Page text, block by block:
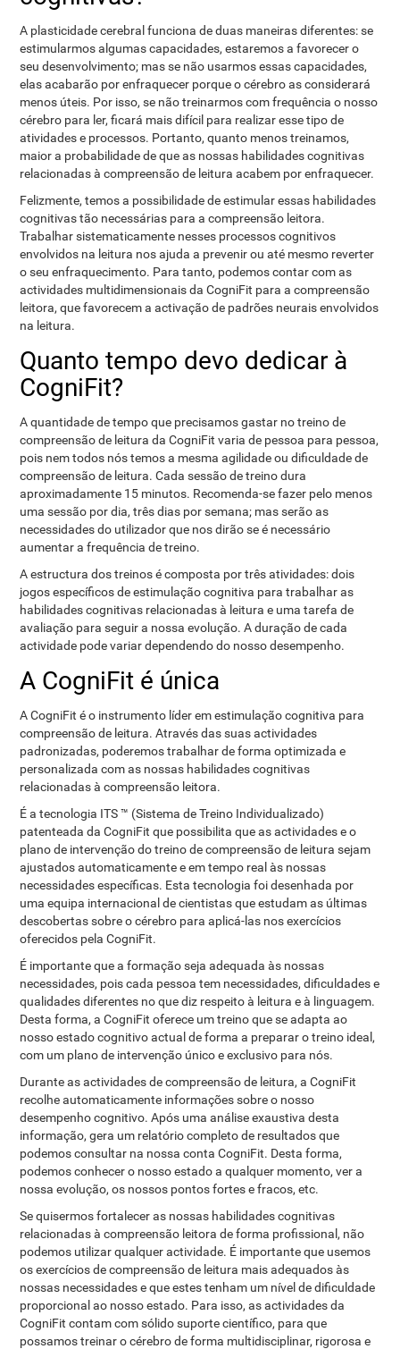
A plasticidade cerebral funciona de duas maneiras diferentes: se
estimularmos algumas capacidades, estaremos a favorecer o
seu desenvolvimento; mas se não usarmos essas capacidades,
elas acabarão por enfraquecer porque o cérebro as considerará
menos úteis. Por isso, se não treinarmos com frequência o nosso
cérebro para ler, ficará mais difícil para realizar esse tipo de
atividades e processos. Portanto, quanto menos treinamos,
maior a probabilidade de que as nossas habilidades cognitivas
relacionadas à compreensão de leitura acabem por enfraquecer.
Felizmente, temos a possibilidade de estimular essas habilidades
cognitivas tão necessárias para a compreensão leitora.
Trabalhar sistematicamente nesses processos cognitivos
envolvidos na leitura nos ajuda a prevenir ou até mesmo reverter
o seu enfraquecimento. Para tanto, podemos contar com as
actividades multidimensionais da CogniFit para a compreensão
leitora, que favorecem a activação de padrões neurais envolvidos
na leitura.
Quanto tempo devo dedicar à
CogniFit?
A quantidade de tempo que precisamos gastar no treino de
compreensão de leitura da CogniFit varia de pessoa para pessoa,
pois nem todos nós temos a mesma agilidade ou dificuldade de
compreensão de leitura. Cada sessão de treino dura
aproximadamente 15 minutos. Recomenda-se fazer pelo menos
uma sessão por dia, três dias por semana; mas serão as
necessidades do utilizador que nos dirão se é necessário
aumentar a frequência de treino.
A estructura dos treinos é composta por três atividades: dois
jogos específicos de estimulação cognitiva para trabalhar as
habilidades cognitivas relacionadas à leitura e uma tarefa de
avaliação para seguir a nossa evolução. A duração de cada
actividade pode variar dependendo do nosso desempenho.
A CogniFit é única
A CogniFit é o instrumento líder em estimulação cognitiva para
compreensão de leitura. Através das suas actividades
padronizadas, poderemos trabalhar de forma optimizada e
personalizada com as nossas habilidades cognitivas
relacionadas à compreensão leitora.
É a tecnologia ITS ™ (Sistema de Treino Individualizado)
patenteada da CogniFit que possibilita que as actividades e o
plano de intervenção do treino de compreensão de leitura sejam
ajustados automaticamente e em tempo real às nossas
necessidades específicas. Esta tecnologia foi desenhada por
uma equipa internacional de cientistas que estudam as últimas
descobertas sobre o cérebro para aplicá-las nos exercícios
oferecidos pela CogniFit.
É importante que a formação seja adequada às nossas
necessidades, pois cada pessoa tem necessidades, dificuldades e
qualidades diferentes no que diz respeito à leitura e à linguagem.
Desta forma, a CogniFit oferece um treino que se adapta ao
nosso estado cognitivo actual de forma a preparar o treino ideal,
com um plano de intervenção único e exclusivo para nós.
Durante as actividades de compreensão de leitura, a CogniFit
recolhe automaticamente informações sobre o nosso
desempenho cognitivo. Após uma análise exaustiva desta
informação, gera um relatório completo de resultados que
podemos consultar na nossa conta CogniFit. Desta forma,
podemos conhecer o nosso estado a qualquer momento, ver a
nossa evolução, os nossos pontos fortes e fracos, etc.
Se quisermos fortalecer as nossas habilidades cognitivas
relacionadas à compreensão leitora de forma profissional, não
podemos utilizar qualquer actividade. É importante que usemos
os exercícios de compreensão de leitura mais adequados às
nossas necessidades e que estes tenham um nível de dificuldade
proporcional ao nosso estado. Para isso, as actividades da
CogniFit contam com sólido suporte científico, para que
possamos treinar o cérebro de forma multidisciplinar, rigorosa e